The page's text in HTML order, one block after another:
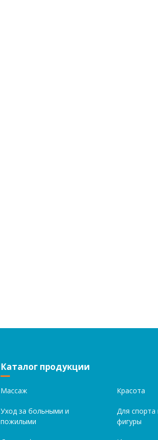
Каталог продукции
Массаж
Уход за больными и
пожилыми
Красота
Для спорта
фигуры